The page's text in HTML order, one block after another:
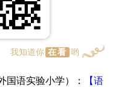
我知道你 在看 哟
国语实验小学）： 【语